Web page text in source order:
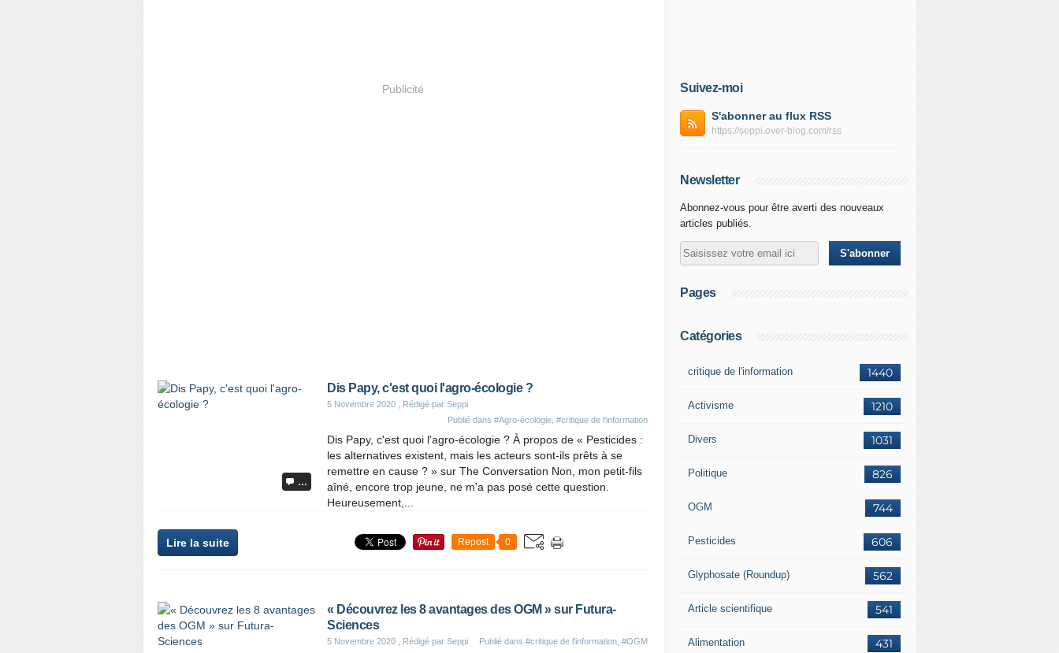
Publicité
…
Dis Papy, c'est quoi l'agro-écologie ?
5 Novembre 2020 , Rédigé par Seppi
Publié dans #Agro-écologie #critique de l'information
Dis Papy, c'est quoi l'agro-écologie ? À propos de « Pesticides :
les alternatives existent, mais les acteurs sont-ils prêts à se
remettre en cause ? » sur The Conversation Non, mon petit-fils
aîné, encore trop jeune, ne m'a pas posé cette question.
Heureusement,...
Lire la suite Repost 0
« Découvrez les 8 avantages des OGM » sur Futura-
Sciences
5 Novembre 2020 , Rédigé par Seppi Publié dans #critique de l'information #OGM
Suivez-moi
S'abonner au flux RSS
https://seppi.over-blog.com/rss
Newsletter
Abonnez-vous pour être averti des nouveaux
articles publiés.
Pages
Catégories
1440
critique de l'information
1210
Activisme
1031
Divers
826
Politique
744
OGM
606
Pesticides
562
Glyphosate (Roundup)
541
Article scientifique
431
Alimentation